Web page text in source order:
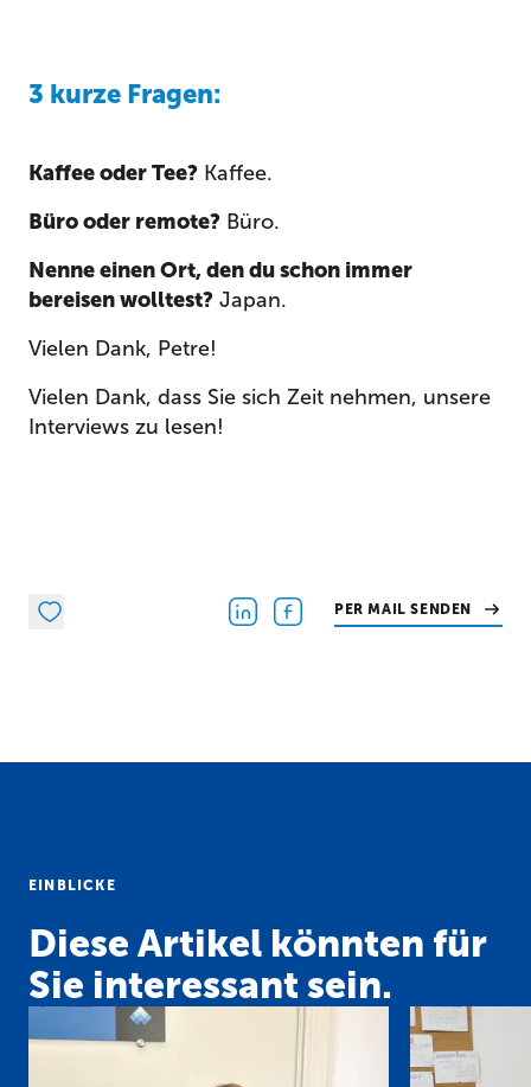
3 kurze Fragen:
Kaffee oder Tee? Kaffee.
Büro oder remote? Büro.
Nenne einen Ort, den du schon immer
bereisen wolltest? Japan.
Vielen Dank, Petre!
Vielen Dank, dass Sie sich Zeit nehmen, unsere
Interviews zu lesen!
PER MAIL SENDEN
EINBLICKE
Diese Artikel könnten für
Sie interessant sein.